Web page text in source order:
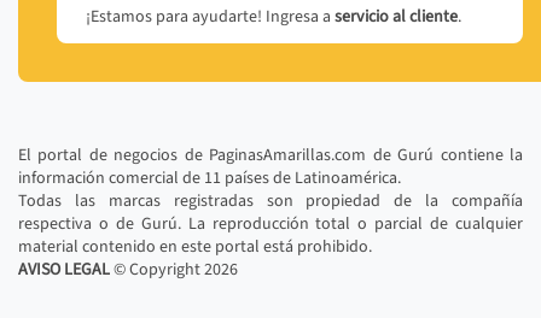
¡Estamos para ayudarte! Ingresa a servicio al cliente.
El portal de negocios de PaginasAmarillas.com de Gurú contiene la
información comercial de 11 países de Latinoamérica.
Todas las marcas registradas son propiedad de la compañía
respectiva o de Gurú. La reproducción total o parcial de cualquier
material contenido en este portal está prohibido.
AVISO LEGAL© Copyright2026